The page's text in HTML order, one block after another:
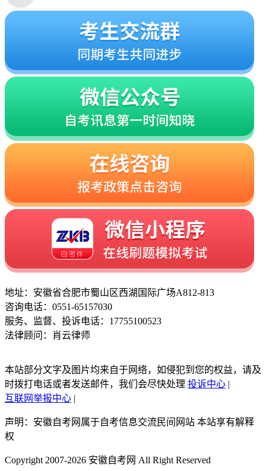
地址：安徽省合肥市蜀山区西湖国际广场A812-813
咨询电话：0551-65157030
服务、监督、投诉电话：17755100523
法律顾问：肖云律师
本站部分文字及图片均来自于网络，如侵犯到您的权益，请及
时拨打电话或者发送邮件，我们会尽快处理 投诉中心 |
互联网举报中心 |
声明：安徽自考网属于自考信息交流民间网站 本站享有解释
权
Copyright 2007-2026 安徽自考网 All Right Reserved